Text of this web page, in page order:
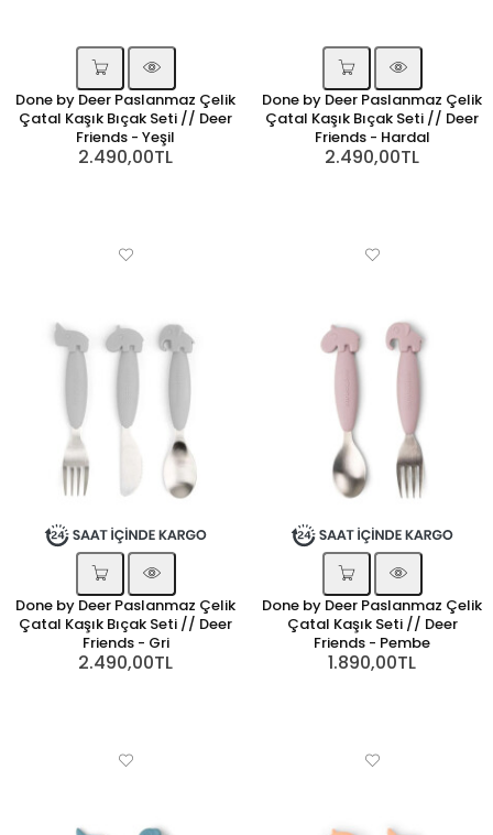
Done by Deer Paslanmaz Çelik
Çatal Kaşık Bıçak Seti // Deer
Friends - Yeşil
2.490,00TL
Done by Deer Paslanmaz Çelik
Çatal Kaşık Bıçak Seti // Deer
Friends - Hardal
2.490,00TL
Done by Deer Paslanmaz Çelik
Çatal Kaşık Bıçak Seti // Deer
Friends - Gri
2.490,00TL
Done by Deer Paslanmaz Çelik
Çatal Kaşık Seti // Deer
Friends - Pembe
1.890,00TL